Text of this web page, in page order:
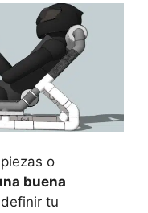
o
buena
tu